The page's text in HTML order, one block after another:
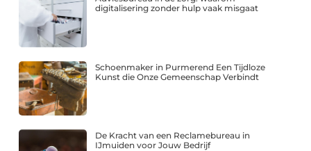
digitalisering zonder hulp vaak misgaat
Schoenmaker in Purmerend Een Tijdloze
Kunst die Onze Gemeenschap Verbindt
De Kracht van een Reclamebureau in
IJmuiden voor Jouw Bedrijf